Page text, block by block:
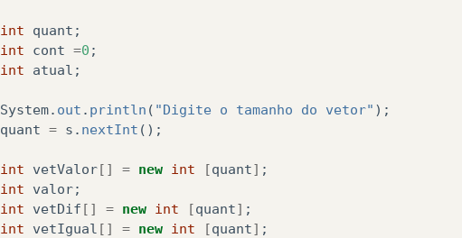
int quant ;
int
cont =0 ;
int
atual ;
System. out . println ( "Digite o tamanho do vetor" );
quant = s . nextInt ();
int vetValor[] = new int [quant] ;
int
valor;
int
vetDif [] = new int [quant] ;
int
vetIgual [] = new int [quant] ;